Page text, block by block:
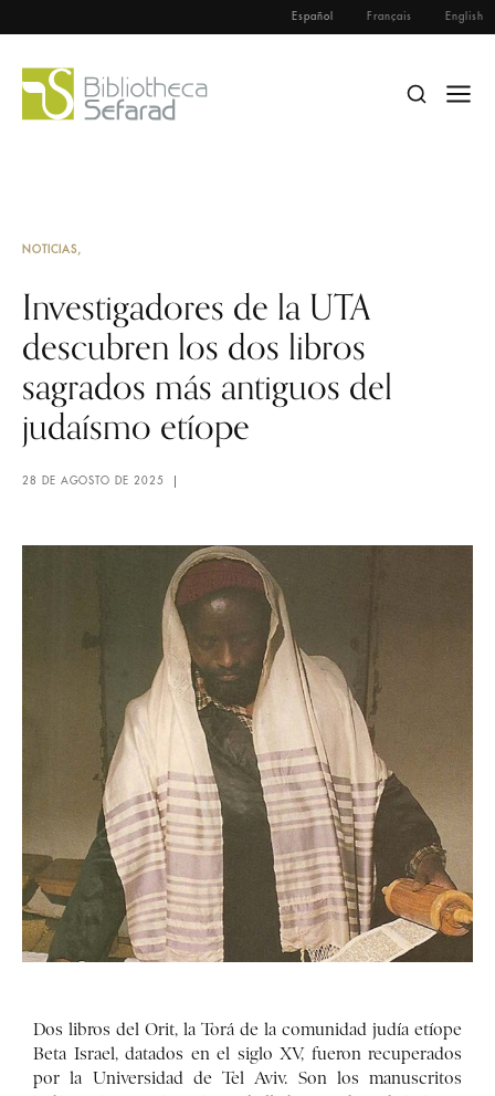
Español Français English
NOTICIAS
Investigadores de la UTA
descubren los dos libros
sagrados más antiguos del
judaísmo etíope
28 DE AGOSTO DE 2025
Dos libros del Orit, la Torá de la comunidad judía etíope
Beta Israel, datados en el siglo XV, fueron recuperados
por la Universidad de Tel Aviv. Son los manuscritos